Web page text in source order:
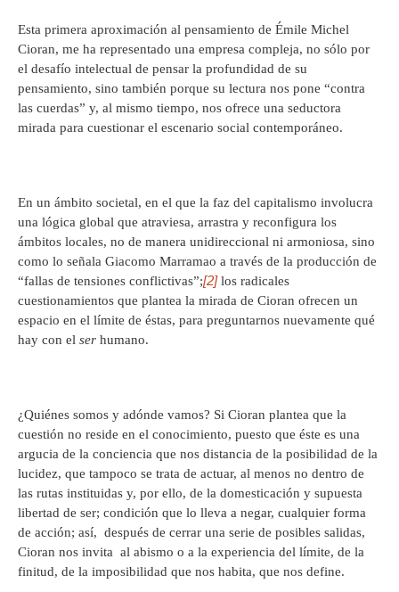
Esta primera aproximación al pensamiento de Émile Michel
Cioran, me ha representado una empresa compleja, no sólo por
el desafío intelectual de pensar la profundidad de su
pensamiento, sino también porque su lectura nos pone “contra
las cuerdas” y, al mismo tiempo, nos ofrece una seductora
mirada para cuestionar el escenario social contemporáneo.
En un ámbito societal, en el que la faz del capitalismo involucra
una lógica global que atraviesa, arrastra y reconfigura los
ámbitos locales, no de manera unidireccional ni armoniosa, sino
como lo señala Giacomo Marramao a través de la producción de
“fallas de tensiones conflictivas”;[2]los radicales
cuestionamientos que plantea la mirada de Cioran ofrecen un
espacio en el límite de éstas, para preguntarnos nuevamente qué
hay con el ser humano.
¿Quiénes somos y adónde vamos? Si Cioran plantea que la
cuestión no reside en el conocimiento, puesto que éste es una
argucia de la conciencia que nos distancia de la posibilidad de la
lucidez, que tampoco se trata de actuar, al menos no dentro de
las rutas instituidas y, por ello, de la domesticación y supuesta
libertad de ser; condición que lo lleva a negar, cualquier forma
de acción; así, después de cerrar una serie de posibles salidas,
Cioran nos invita al abismo o a la experiencia del límite, de la
finitud, de la imposibilidad que nos habita, que nos define.